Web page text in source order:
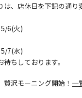
は、店休日を下記の通り
6(火)
7(水)
ちしております。
沢モーニング開始！ 一